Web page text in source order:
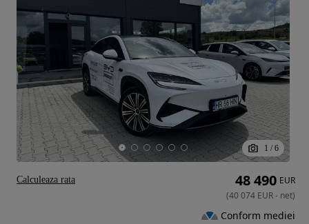
1 / 6
48 490 EUR
(40 074 EUR- net)
Conform mediei
Calculeaza rata